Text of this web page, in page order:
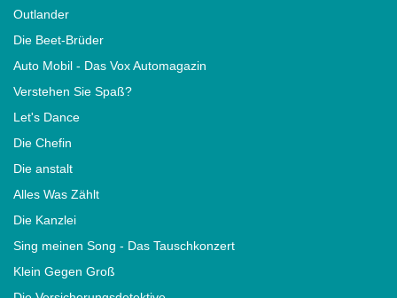
Outlander
Die Beet-Brüder
Auto Mobil - Das Vox Automagazin
Verstehen Sie Spaß?
Let's Dance
Die Chefin
Die anstalt
Alles Was Zählt
Die Kanzlei
Sing meinen Song - Das Tauschkonzert
Klein Gegen Groß